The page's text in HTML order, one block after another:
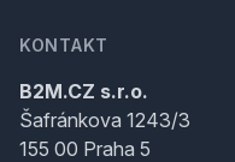
KONTAKT
B2M.CZ s.r.o.
Šafránkova 1243/3
155 00 Praha 5